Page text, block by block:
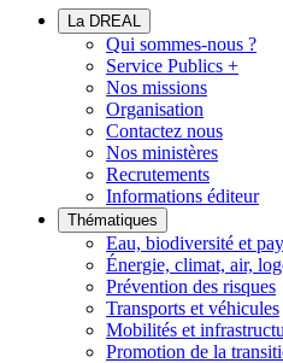
La DREAL
Qui sommes-nous ?
Service Publics +
Nos missions
Organisation
Contactez nous
Nos ministères
Recrutements
Informations éditeur
Thématiques
Eau, biodiversité et
Énergie, climat, air,
Prévention des risques
Transports et véhicules
Mobilités et
Promotion de la